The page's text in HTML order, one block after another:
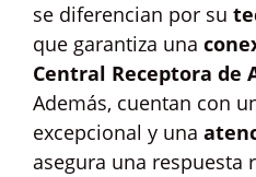
se diferencian por su
que garantiza una
Central Receptora de
Además, cuentan con
excepcional y una
asegura una respuesta